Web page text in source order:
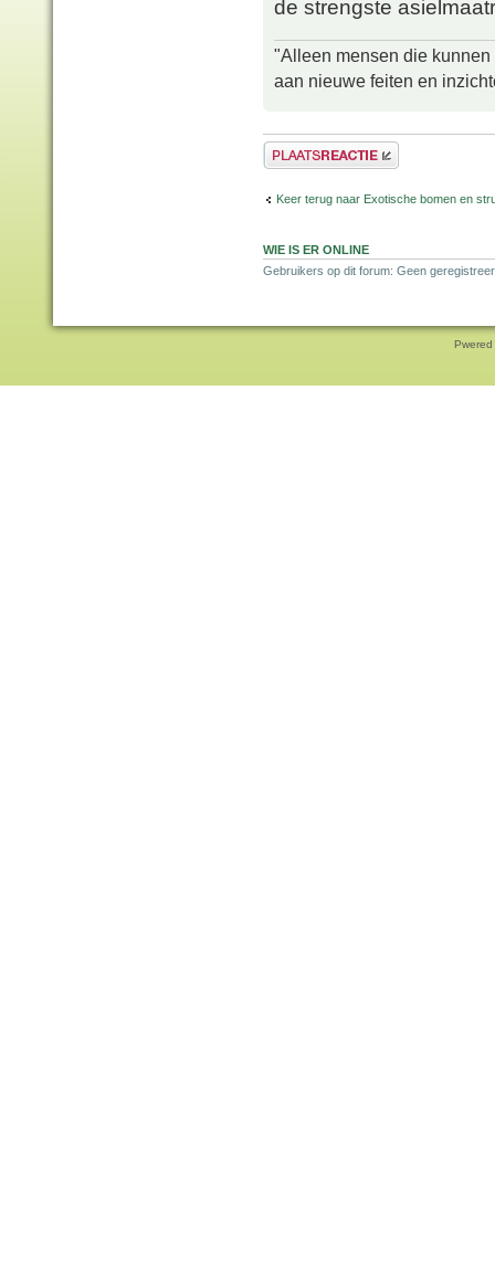
de strengste
"Alleen mensen die
aan nieuwe feiten en
Plaats een reactie
Keer terug naar Exotische bomen en
WIE IS ER ONLINE
Gebruikers op dit forum: Geen